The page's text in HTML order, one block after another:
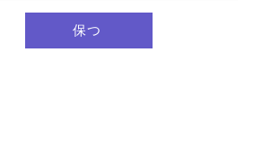
保つ